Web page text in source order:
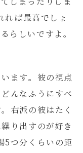
しまったりしま
れば最高でしょ
らしいですよ。
ます。彼の視点
んなふうにすべ
右派の彼はたく
り出すのが好き
5つ分くらいの距